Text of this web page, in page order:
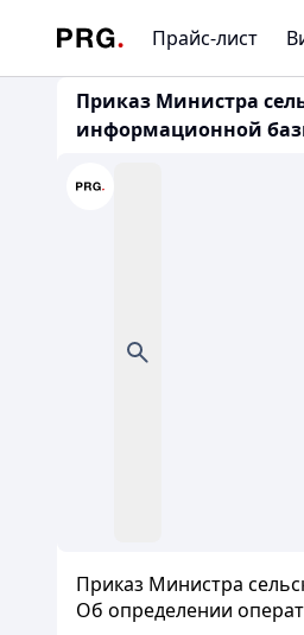
Прайс-лист
Приказ Министра
информационной
Приказ Министра
Об определении